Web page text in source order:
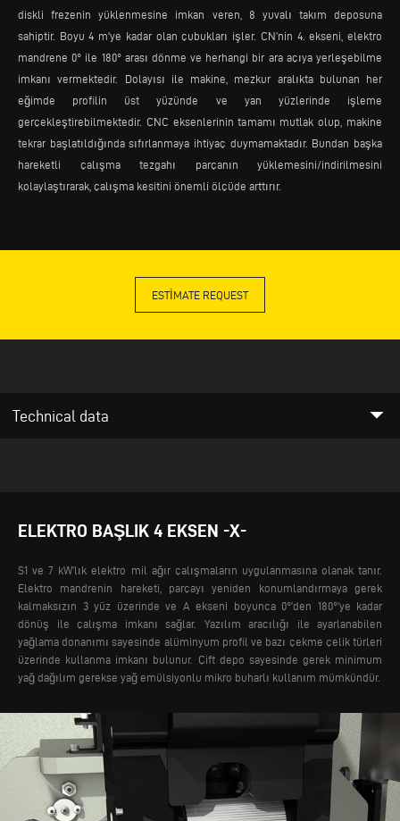
diskli frezenin yüklenmesine imkan veren, 8 yuvalı takım deposuna
sahiptir. Boyu 4 m'ye kadar olan çubukları işler. CN’nin 4. ekseni, elektro
mandrene 0° ile 180° arası dönme ve herhangi bir ara açıya yerleşebilme
imkanı vermektedir. Dolayısı ile makine, mezkur aralıkta bulunan her
eğimde profilin üst yüzünde ve yan yüzlerinde işleme
gerçekleştirebilmektedir. CNC eksenlerinin tamamı mutlak olup, makine
tekrar başlatıldığında sıfırlanmaya ihtiyaç duymamaktadır. Bundan başka
hareketli çalışma tezgahı parçanın yüklemesini/indirilmesini
kolaylaştırarak, çalışma kesitini önemli ölçüde arttırır.
ESTIMATE REQUEST
Technical data arrow_drop_down
ELEKTRO BAŞLIK 4 EKSEN -X-
S1 ve 7 kW’lık elektro mil ağır çalışmaların uygulanmasına olanak tanır.
Elektro mandrenin hareketi, parçayı yeniden konumlandırmaya gerek
kalmaksızın 3 yüz üzerinde ve A ekseni boyunca 0°’den 180°’ye kadar
dönüş ile çalışma imkanı sağlar.
Yazılım aracılığı ile ayarlanabilen
yağlama donanımı sayesinde alüminyum profil ve bazı çekme çelik türleri
üzerinde kullanma imkanı bulunur. Çift depo sayesinde gerek minimum
yağ dağılım gerekse yağ emülsiyonlu mikro buharlı kullanım mümkündür.